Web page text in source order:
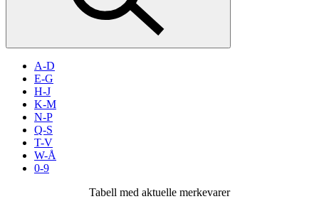
Aktiviteter
Inspirasjon
Søk
A-D
E-G
H-J
K-M
N-P
Q-S
T-V
W-Å
0-9
Tabell med aktuelle merkevarer